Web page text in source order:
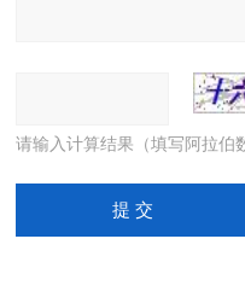
请输入计算结果（填写阿拉伯